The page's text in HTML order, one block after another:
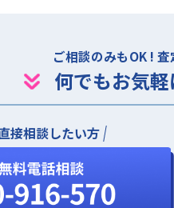
ご相談のみもOK !
何でもお気
接相談したい方